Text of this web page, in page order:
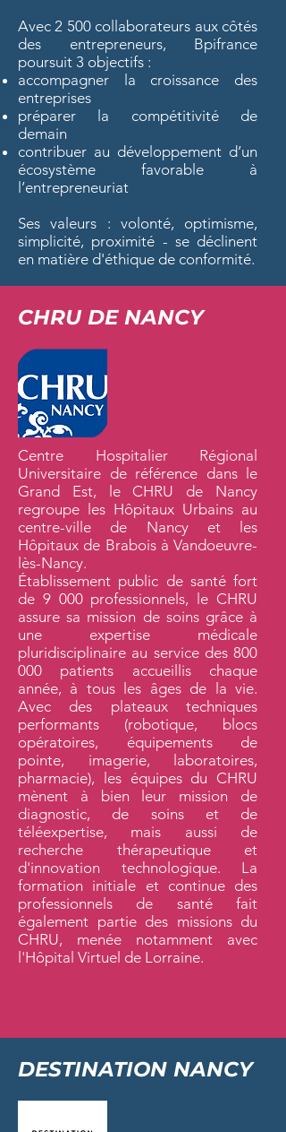
Avec 2 500 collaborateurs aux côtés
des entrepreneurs, Bpifrance
poursuit 3 objectifs :
accompagner la croissance des
entreprises
préparer la compétitivité de
demain
contribuer au développement d’un
écosystème favorable à
l’entrepreneuriat
Ses valeurs : volonté, optimisme,
simplicité, proximité - se déclinent
en matière d'éthique de conformité.
CHRU DE NANCY
Centre Hospitalier Régional
Universitaire de référence dans le
Grand Est, le CHRU de Nancy
regroupe les Hôpitaux Urbains au
centre-ville de Nancy et les
Hôpitaux de Brabois à Vandoeuvre-
lès-Nancy.
Établissement public de santé fort
de 9 000 professionnels, le CHRU
assure sa mission de soins grâce à
une expertise médicale
pluridisciplinaire au service des 800
000 patients accueillis chaque
année, à tous les âges de la vie.
Avec des plateaux techniques
performants (robotique, blocs
opératoires, équipements de
pointe, imagerie, laboratoires,
pharmacie), les équipes du CHRU
mènent à bien leur mission de
diagnostic, de soins et de
téléexpertise, mais aussi de
recherche thérapeutique et
d'innovation technologique. La
formation initiale et continue des
professionnels de santé fait
également partie des missions du
CHRU, menée notamment avec
l'Hôpital Virtuel de Lorraine.
DESTINATION NANCY